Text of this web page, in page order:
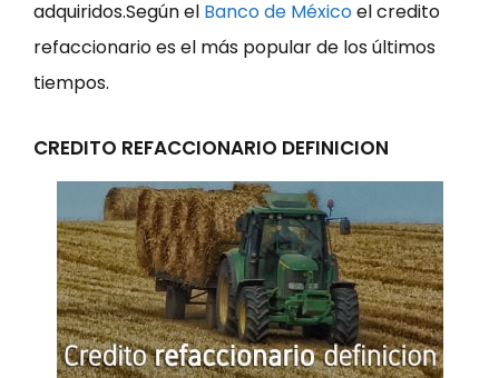
adquiridos.Según el Banco de Méxicoel credito
refaccionario es el más popular de los últimos
tiempos.
CREDITO REFACCIONARIO DEFINICION